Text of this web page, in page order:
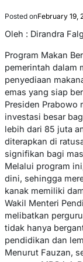
Posted onFebruary 19,
Oleh : Dirandra
Program Makan
pemerintah dalam
penyediaan
emas yang siap
Presiden Prabowo
investasi besar
lebih dari 85 juta
diterapkan di
signifikan bagi
Melalui program
dini, sehingga
kanak memiliki
Wakil Menteri
melibatkan
tidak hanya
pendidikan dan
Menurut Fauzan,